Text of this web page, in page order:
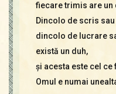
fiecare trimis are un
Dincolo de scris sau
dincolo de lucrare
există un duh,
şi acesta este cel ce
Omul e numai